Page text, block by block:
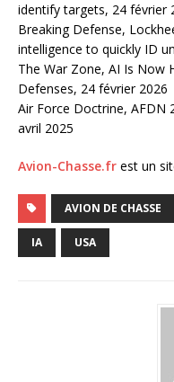
identify targets, 24 février
Breaking Defense,
intelligence to quickly ID
The War Zone, AI Is Now
Defenses, 24 février 2026
Air Force Doctrine, AFDN
avril 2025
Avion-Chasse.fr est un
AVION DE CHASSE
IA USA